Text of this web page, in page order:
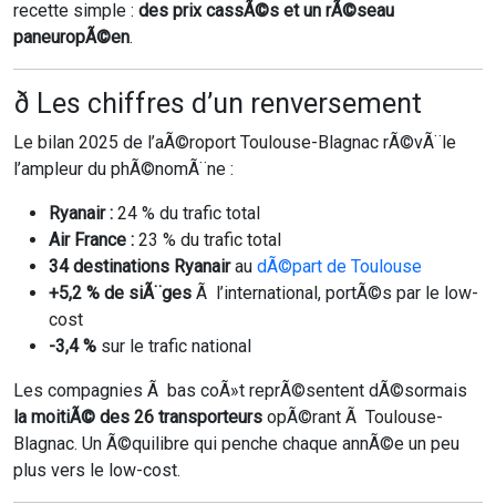
recette simple : des prix cassÃ©s et un rÃ©seau
paneuropÃ©en.
ð Les chiffres d’un renversement
Le bilan 2025 de l’aÃ©roport Toulouse-Blagnac rÃ©vÃ¨le
l’ampleur du phÃ©nomÃ¨ne :
Ryanair : 24 % du trafic total
Air France : 23 % du trafic total
34 destinations Ryanairau dÃ©part de Toulouse
+5,2 % de siÃ¨ges Ã l’international, portÃ©s par le low-
cost
-3,4 % sur le trafic national
Les compagnies Ã bas coÃ»t reprÃ©sentent dÃ©sormais
la moitiÃ© des 26 transporteurs opÃ©rant Ã Toulouse-
Blagnac. Un Ã©quilibre qui penche chaque annÃ©e un peu
plus vers le low-cost.